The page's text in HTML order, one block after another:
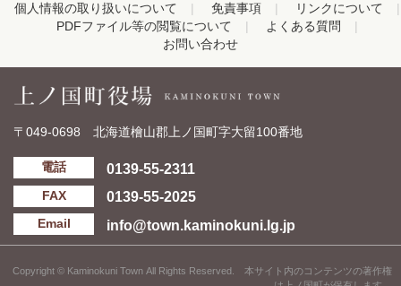
個人情報の取り扱いについて 免責事項
リンクについて
PDFファイル等の閲覧について
よくある質問
お問い合わせ
〒049-0698 北海道檜山郡上ノ国町字大留100番地
電話 0139-55-2311
FAX 0139-55-2025
Email info@town.kaminokuni.lg.jp
Copyright © Kaminokuni Town All Rights Reserved. 本サイト内のコンテンツの著作権